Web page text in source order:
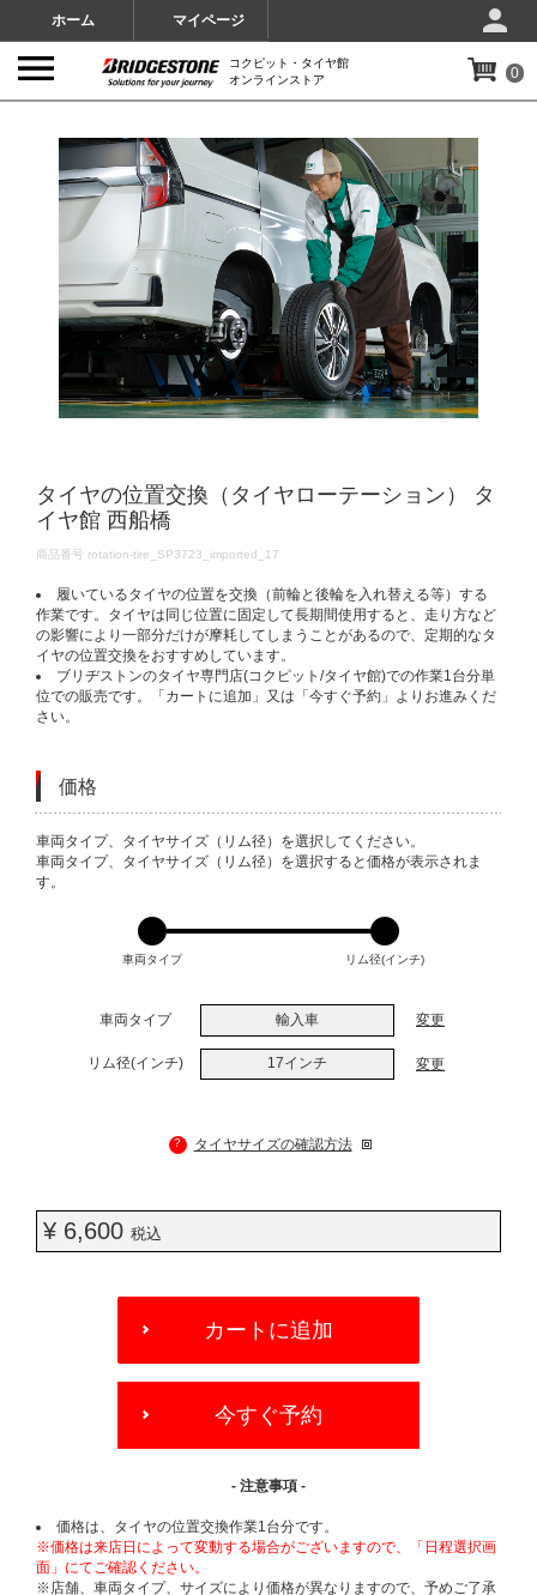
ホーム マイページ
コクピット・タイヤ館
オンラインストア
0
タイヤの位置交換（タイヤローテーション） タ
イヤ館 西船橋
DETAILS
商品番号 rotation-tire_SP3723_imported_17
履いているタイヤの位置を交換（前輪と後輪を入れ替える等）する
作業です。タイヤは同じ位置に固定して長期間使用すると、走り方など
の影響により一部分だけが摩耗してしまうことがあるので、定期的なタ
イヤの位置交換をおすすめしています。
ブリヂストンのタイヤ専門店(コクピット/タイヤ館)での作業1台分単
位での販売です。「カートに追加」又は「今すぐ予約」よりお進みくだ
さい。
価格
VARIATIONS
車両タイプ、タイヤサイズ（リム径）を選択してください。
車両タイプ、タイヤサイズ（リム径）を選択すると価格が表示されま
す。
車両タイプ リム径(インチ)
車両タイプ 輸入車 変更
リム径(インチ) 17インチ 変更
? タイヤサイズの確認方法
¥ 6,600 税込
OPTIONS
カートに追加
今すぐ予約
- 注意事項 -
価格は、タイヤの位置交換作業1台分です。
※価格は来店日によって変動する場合がございますので、「日程選択画
面」にてご確認ください。
※店舗、車両タイプ、サイズにより価格が異なりますので、予めご了承